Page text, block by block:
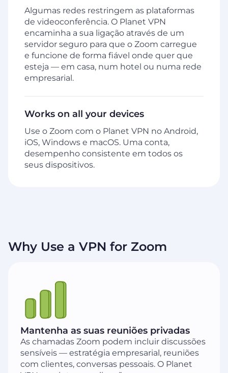
Algumas redes restringem as plataformas
de videoconferência. O Planet VPN
encaminha a sua ligação através de um
servidor seguro para que o Zoom carregue
e funcione de forma fiável onde quer que
esteja — em casa, num hotel ou numa rede
empresarial.
Works on all your devices
Use o Zoom com o Planet VPN no Android,
iOS, Windows e macOS. Uma conta,
desempenho consistente em todos os
seus dispositivos.
Why Use a VPN for Zoom
Mantenha as suas reuniões privadas
As chamadas Zoom podem incluir discussões
sensíveis — estratégia empresarial, reuniões
com clientes, conversas pessoais. O Planet